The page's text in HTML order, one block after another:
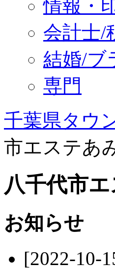
情報・
会計士/
結婚/ブ
専門
千葉県タウ
市エステあ
八千代市
お知らせ
[2022-10-